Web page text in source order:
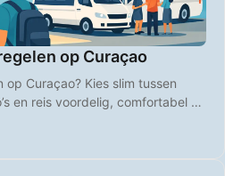
op Curaçao
Curaçao? Kies slim tussen
en reis voordelig, comfortabel en